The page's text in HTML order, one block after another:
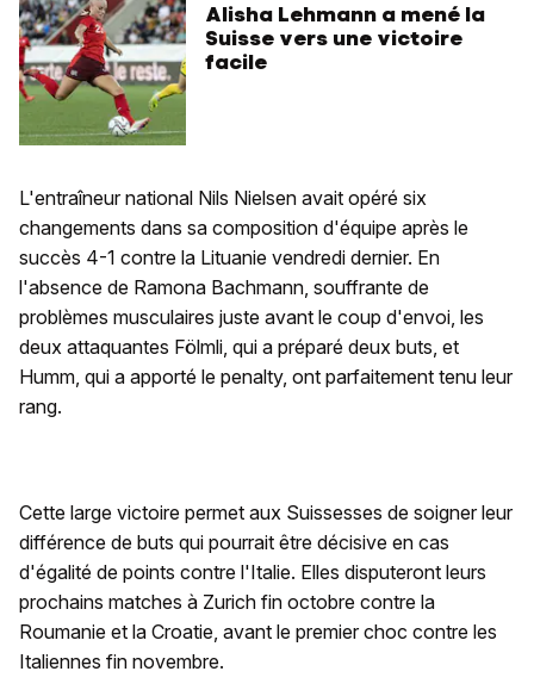
Alisha Lehmann a mené la
Suisse vers une victoire
facile
L'entraîneur national Nils Nielsen avait opéré six
changements dans sa composition d'équipe après le
succès 4-1 contre la Lituanie vendredi dernier. En
l'absence de Ramona Bachmann, souffrante de
problèmes musculaires juste avant le coup d'envoi, les
deux attaquantes Fölmli, qui a préparé deux buts, et
Humm, qui a apporté le penalty, ont parfaitement tenu leur
rang.
Cette large victoire permet aux Suissesses de soigner leur
différence de buts qui pourrait être décisive en cas
d'égalité de points contre l'Italie. Elles disputeront leurs
prochains matches à Zurich fin octobre contre la
Roumanie et la Croatie, avant le premier choc contre les
Italiennes fin novembre.